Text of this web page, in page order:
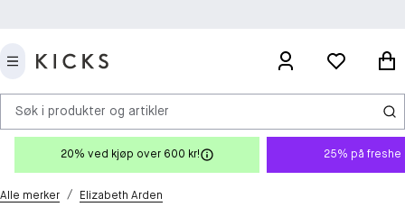
Søk i produkter og artikler
20% ved kjøp over 600 kr! 25% på freshe
Alle merker / Elizabeth Arden